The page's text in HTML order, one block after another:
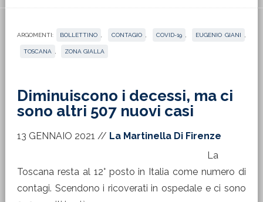
ARGOMENTI: BOLLETTINO CONTAGIO COVID-19 EUGENIO GIANI
TOSCANA ZONA GIALLA
Diminuiscono i decessi, ma ci
sono altri 507 nuovi casi
13 GENNAIO 2021 // La Martinella Di Firenze
La
Toscana resta al 12° posto in Italia come numero di
contagi. Scendono i ricoverati in ospedale e ci sono